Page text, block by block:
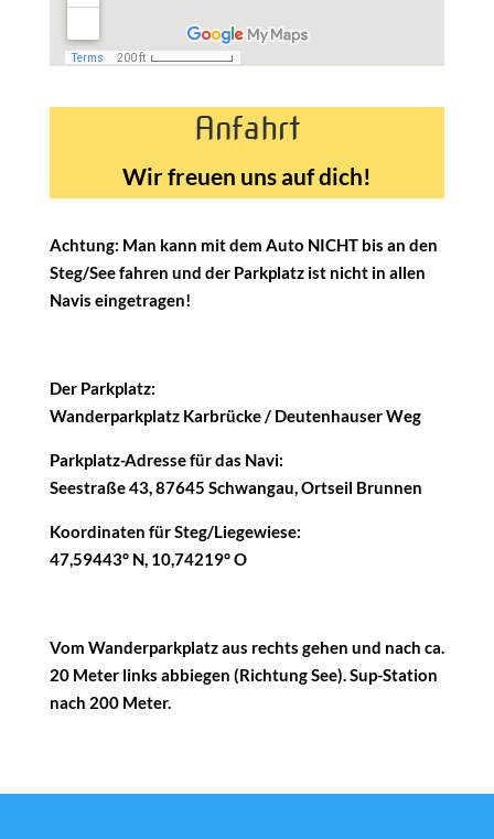
Anfahrt
Wir freuen uns auf dich!
Achtung: Man kann mit dem Auto NICHT bis an den
Steg/See fahren und der Parkplatz ist nicht in allen
Navis eingetragen!
Der Parkplatz:
Wanderparkplatz Karbrücke / Deutenhauser Weg
Parkplatz-Adresse für das Navi:
Seestraße 43, 87645 Schwangau, Ortseil Brunnen
Koordinaten für Steg/Liegewiese:
47,59443° N, 10,74219° O
Vom Wanderparkplatz aus rechts gehen und nach ca.
20 Meter links abbiegen (Richtung See). Sup-Station
nach 200 Meter.